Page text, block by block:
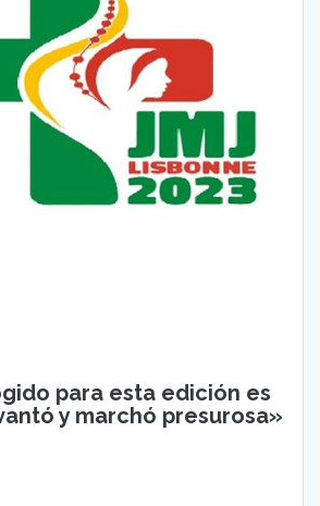
para esta edición es
y marchó presurosa»